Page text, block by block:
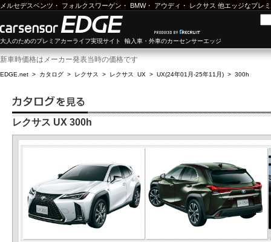
メルセデスベンツ ・ フォルクスワーゲン ・ BMW・ アウディ ・ レクサス 他エッジなプレ
大人のためのプレミアカーライフ実現サイト 輸入車・外車のカーセンサーエッジ
新車時価格はメーカー発表当時の価格です
EDGE.net > カタログ > レクサス > レクサス UX > UX(24年01月-25年11月) > 300h
レクサス UX 300h